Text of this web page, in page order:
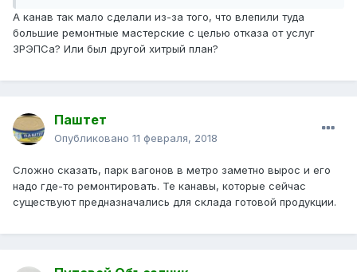
А канав так мало сделали из-за того, что влепили туда
большие ремонтные мастерские с целью отказа от услуг
ЗРЭПСа? Или был другой хитрый план?
Паштет
Опубликовано 11 февраля, 2018
Сложно сказать, парк вагонов в метро заметно вырос и его
надо где-то ремонтировать. Те канавы, которые сейчас
существуют предназначались для склада готовой продукции.